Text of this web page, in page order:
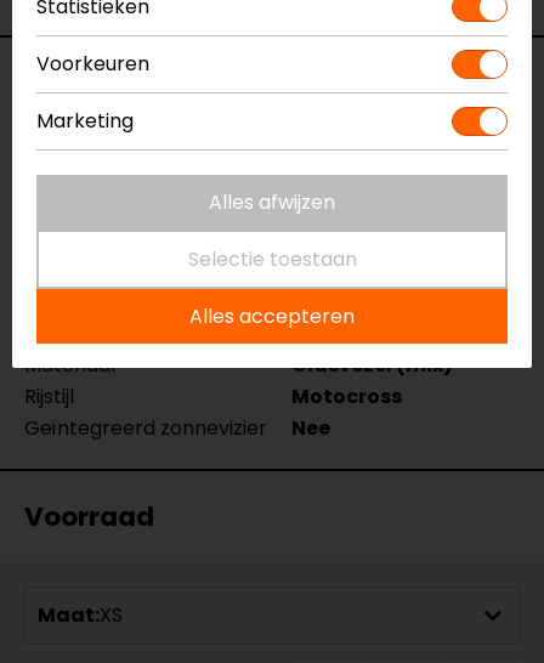
Specificaties
Naam
J12 PRO Racer
Crosshelm
171006
Merk
Just1
Blauw
Dubbel-D
Materiaal
Glasvezel (mix)
Rijstijl
Motocross
Geïntegreerd zonnevizier
Nee
Voorraad
Maat:XS
Statistieken
Voorkeuren
Marketing
Alles afwijzen
Selectie toestaan
Alles accepteren